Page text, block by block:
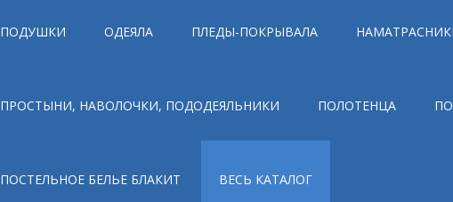
ПОДУШКИ ОДЕЯЛА ПЛЕДЫ-ПОКРЫВАЛА
ПРОСТЫНИ, НАВОЛОЧКИ, ПОДОДЕЯЛЬНИКИ ПОЛОТЕНЦА
ПОСТЕЛЬНОЕ БЕЛЬЕ БЛАКИТ ВЕСЬ КАТАЛОГ